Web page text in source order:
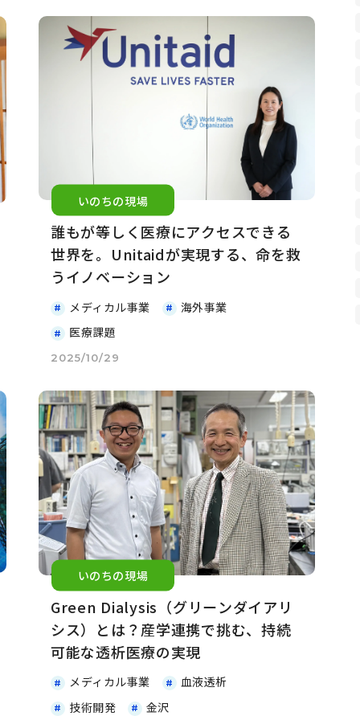
いのちの現場
誰もが等しく医療にアクセスできる
世界を。Unitaidが実現する、命を救
うイノベーション
メディカル事業
海外事業
医療課題
2025/10/29
いのちの現場
Green Dialysis（グリーンダイアリ
シス）とは？産学連携で挑む、持続
可能な透析医療の実現
メディカル事業
血液透析
技術開発
金沢